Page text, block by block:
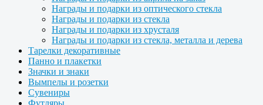
Награды и подарки из оптического стекла
Награды и подарки из стекла
Награды и подарки из хрусталя
Награды и подарки из стекла, металла и дерева
Тарелки декоративные
Панно и плакетки
Значки и знаки
Вымпелы и розетки
Сувениры
Футляры